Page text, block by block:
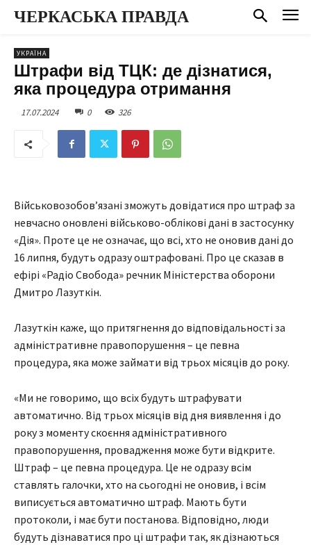
ЧЕРКАСЬКА ПРАВДА
УКРАЇНА
Штрафи від ТЦК: де дізнатися,
яка процедура отримання
17.07.2024 0 326
Військовозобов’язані зможуть довідатися про штраф за
невчасно оновлені військово-облікові дані в застосунку
«Дія». Проте це не означає, що всі, хто не оновив дані до
16 липня, будуть одразу оштрафовані. Про це сказав в
ефірі «Радіо Свобода» речник Міністерства оборони
Дмитро Лазуткін.
Лазуткін каже, що притягнення до відповідальності за
адміністративне правопорушення – це певна
процедура, яка може займати від трьох місяців до року.
«Ми не говоримо, що всіх будуть штрафувати
автоматично. Від трьох місяців від дня виявлення і до
року з моменту скоєння адміністративного
правопорушення, провадження може бути відкрите.
Штраф – це певна процедура. Це не одразу всім
ставлять галочки, хто на сьогодні не оновив, і всім
виписується автоматично штраф. Мають бути
протоколи, і має бути постанова. Відповідно, люди
будуть дізнаватися про ці штрафи так, як дізнаються